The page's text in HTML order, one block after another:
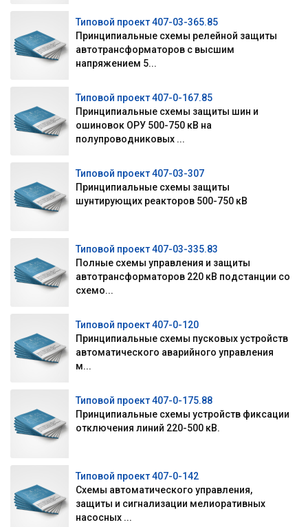
Типовой проект 407-03-365.85
Принципиальные схемы релейной защиты
автотрансформаторов с высшим
напряжением 5...
Типовой проект 407-0-167.85
Принципиальные схемы защиты шин и
ошиновок ОРУ 500-750 кВ на
полупроводниковых ...
Типовой проект 407-03-307
Принципиальные схемы защиты
шунтирующих реакторов 500-750 кВ
Типовой проект 407-03-335.83
Полные схемы управления и защиты
автотрансформаторов 220 кВ подстанции со
схемо...
Типовой проект 407-0-120
Принципиальные схемы пусковых устройств
автоматического аварийного управления
м...
Типовой проект 407-0-175.88
Принципиальные схемы устройств фиксации
отключения линий 220-500 кВ.
Типовой проект 407-0-142
Схемы автоматического управления,
защиты и сигнализации мелиоративных
насосных ...